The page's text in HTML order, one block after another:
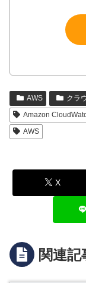
AWS クラ
Amazon
AWS
X
関連記